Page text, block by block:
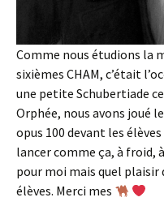
Comme nous étudions la
sixièmes CHAM, c’était
une petite Schubertiade
Orphée, nous avons joué
opus 100 devant les élèves
lancer comme ça, à froid,
pour moi mais quel plaisir
élèves. Merci mes